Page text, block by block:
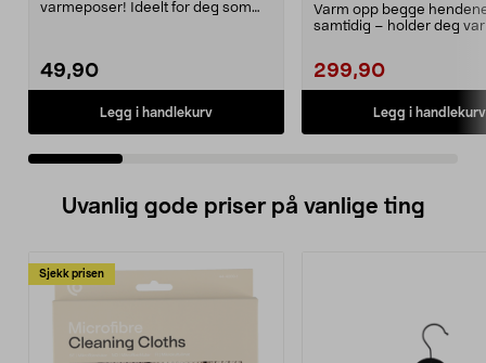
varmeposer! Ideelt for deg som
49,90
Legg i handlekurv
Varm opp begge
samtidig – holder deg
299,90
Legg i handlekurv
Uvanlig gode priser på vanlige ting
Sjekk prisen